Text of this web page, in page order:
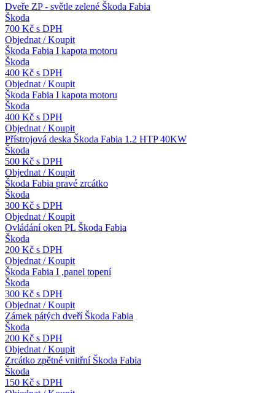
Dveře ZP - světle zelené Škoda Fabia
Škoda
700 Kč s DPH
Objednat / Koupit
Škoda Fabia I kapota motoru
Škoda
400 Kč s DPH
Objednat / Koupit
Škoda Fabia I kapota motoru
Škoda
400 Kč s DPH
Objednat / Koupit
Přístrojová deska Škoda Fabia 1.2 HTP 40KW
Škoda
500 Kč s DPH
Objednat / Koupit
Škoda Fabia pravé zrcátko
Škoda
300 Kč s DPH
Objednat / Koupit
Ovládání oken PL Škoda Fabia
Škoda
200 Kč s DPH
Objednat / Koupit
Škoda Fabia I ,panel topení
Škoda
300 Kč s DPH
Objednat / Koupit
Zámek pátých dveří Škoda Fabia
Škoda
200 Kč s DPH
Objednat / Koupit
Zrcátko zpětné vnitřní Škoda Fabia
Škoda
150 Kč s DPH